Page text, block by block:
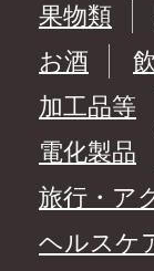
果物類
お酒
加工品等
電化製品
旅行・ア
ヘルスケ